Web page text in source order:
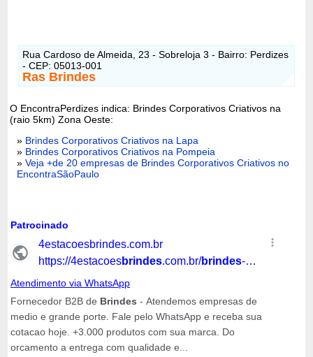
Rua Cardoso de Almeida, 23 - Sobreloja 3 - Bairro: Perdizes
- CEP: 05013-001
Ras Brindes
O EncontraPerdizes indica: Brindes Corporativos Criativos na
(raio 5km) Zona Oeste:
» Brindes Corporativos Criativos na Lapa
» Brindes Corporativos Criativos na Pompeia
»Veja +de 20 empresas de Brindes Corporativos Criativos no
EncontraSãoPaulo